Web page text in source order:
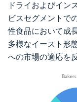
ドライおよびイン
ビスセグメントで
性食品において成
多様なイースト形
への市場の適応を